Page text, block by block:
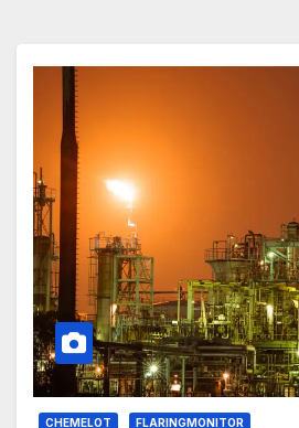
CHEMELOT FLARINGMONITOR